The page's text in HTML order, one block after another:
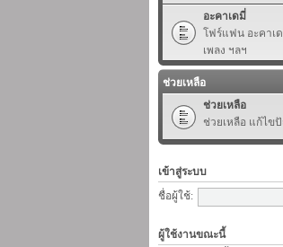
อะคาเดมี่
โฟร์แฟน อะคาเ
เพลง ฯลฯ
ช่วยเหลือ
ช่วยเหลือ
ช่วยเหลือ แก้ไข
เข้าสู่ระบบ
ชื่อผู้ใช้:
ผู้ใช้งานขณะนี้